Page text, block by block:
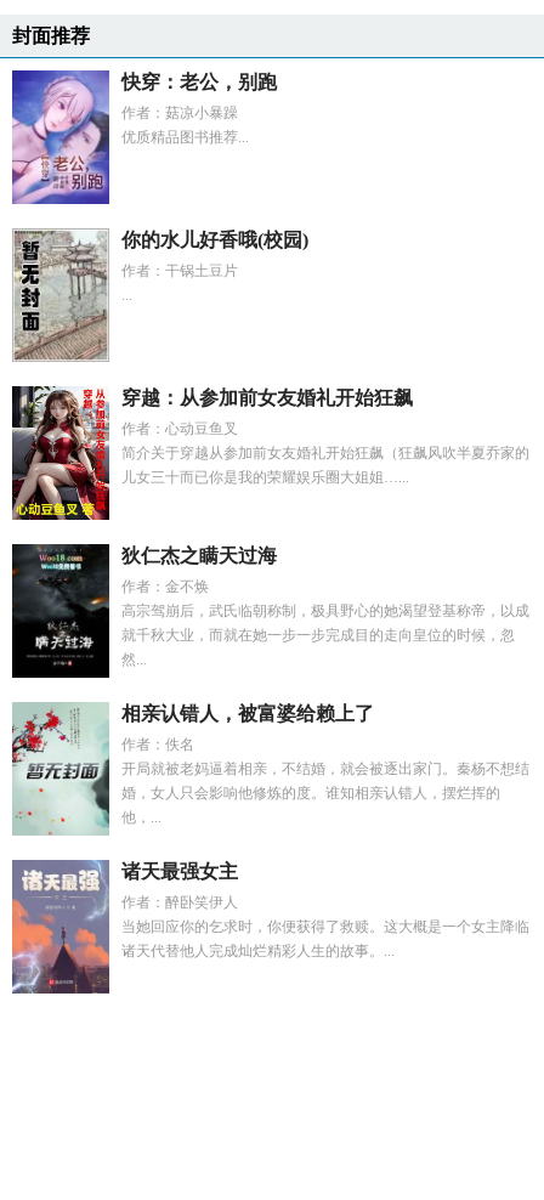
封面推荐
快穿：老公，别跑
作者：菇凉小暴躁
优质精品图书推荐...
你的水儿好香哦(校园)
作者：干锅土豆片
...
穿越：从参加前女友婚礼开始狂飙
作者：心动豆鱼叉
简介关于穿越从参加前女友婚礼开始狂飙（狂飙风吹半夏乔家的
儿女三十而已你是我的荣耀娱乐圈大姐姐…...
狄仁杰之瞒天过海
作者：金不焕
高宗驾崩后，武氏临朝称制，极具野心的她渴望登基称帝，以成
就千秋大业，而就在她一步一步完成目的走向皇位的时候，忽
然...
相亲认错人，被富婆给赖上了
作者：佚名
开局就被老妈逼着相亲，不结婚，就会被逐出家门。秦杨不想结
婚，女人只会影响他修炼的度。谁知相亲认错人，摆烂挥的
他，...
诸天最强女主
作者：醉卧笑伊人
当她回应你的乞求时，你便获得了救赎。这大概是一个女主降临
诸天代替他人完成灿烂精彩人生的故事。...